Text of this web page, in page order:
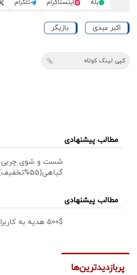
بله
اینستاگرام تلگرام
اکبر عبدی بازیگر
کپی لینک کوتاه
مطالب پیشنهادی
شست و شوی چربی
گیاهی(55%تخفیف)
مطالب پیشنهادی
500$ هدیه به کاربران جدید،ثبت نام کن
پربازدیدترین‌ها